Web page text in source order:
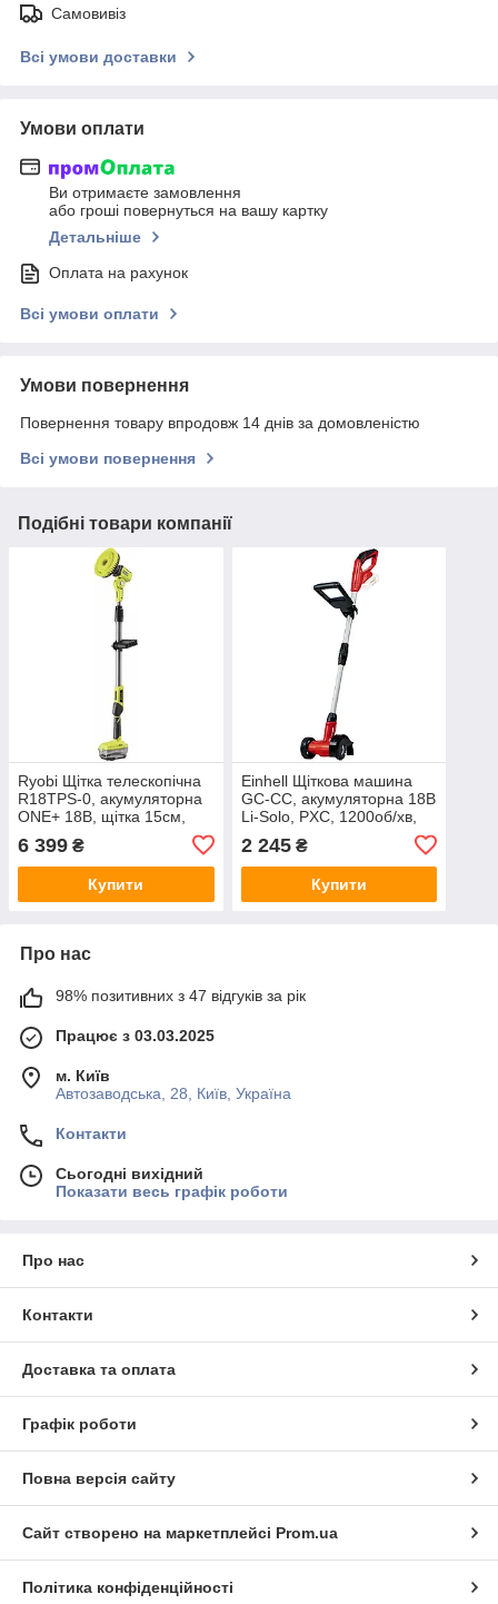
Самовивіз
Всі умови доставки
Умови оплати
Ви отримаєте замовлення
або гроші повернуться на вашу картку
Детальніше
Оплата на рахунок
Всі умови оплати
Умови повернення
Повернення товару впродовж 14 днів за домовленістю
Всі умови повернення
Подібні товари компанії
Ryobi Щітка телескопічна
R18TPS-0, акумуляторна
ONE+ 18В, щітка 15см,
210об/хв, довжина ручки
1-1.4м, IPX7, 2.1кг (без
АКБ та ЗП)
6 399 ₴
Купити
Einhell Щіткова машина
GC-CC, акумуляторна 18В
Li-Solo, PXC, 1200об/хв,
2 245₴
Купити
Про нас
98% позитивних з 47 відгуків за рік
Працює з 03.03.2025
м. Київ
Автозаводська, 28, Київ, Україна
Контакти
Сьогодні вихідний
Показати весь графік роботи
Про нас
Контакти
Доставка та оплата
Графік роботи
Повна версія сайту
Сайт створено на маркетплейсі Prom.ua
Політика конфіденційності